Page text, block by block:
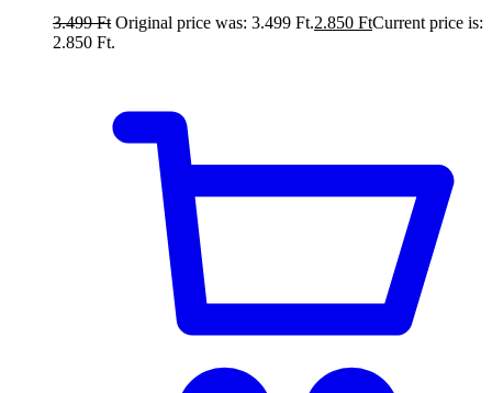
3.499Ft Original price was: 3.499 Ft.2.850 FtCurrent price is:
2.850 Ft.